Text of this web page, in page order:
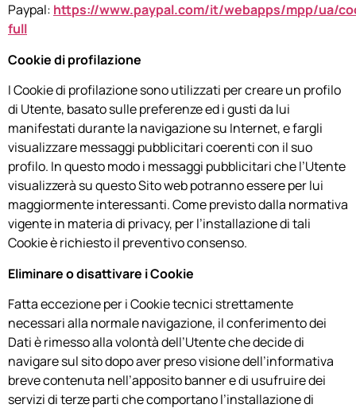
Paypal: https://www.paypal.com/it/webapps/mpp/ua/
full
Cookie di profilazione
I Cookie di profilazione sono utilizzati per creare un profilo
di Utente, basato sulle preferenze ed i gusti da lui
manifestati durante la navigazione su Internet, e fargli
visualizzare messaggi pubblicitari coerenti con il suo
profilo. In questo modo i messaggi pubblicitari che l’Utente
visualizzerà su questo Sito web potranno essere per lui
maggiormente interessanti. Come previsto dalla normativa
vigente in materia di privacy, per l’installazione di tali
Cookie è richiesto il preventivo consenso.
Eliminare o disattivare i Cookie
Fatta eccezione per i Cookie tecnici strettamente
necessari alla normale navigazione, il conferimento dei
Dati è rimesso alla volontà dell’Utente che decide di
navigare sul sito dopo aver preso visione dell’informativa
breve contenuta nell’apposito banner e di usufruire dei
servizi di terze parti che comportano l’installazione di